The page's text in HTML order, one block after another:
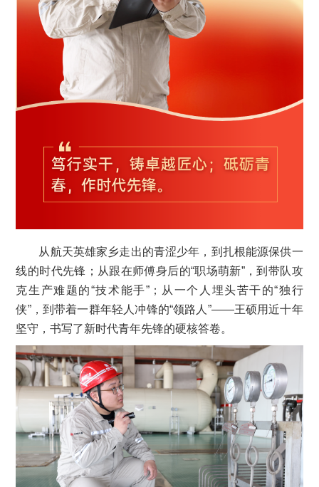
从航天英雄家乡走出的青涩少年，到扎根能源保供一
线的时代先锋；从跟在师傅身后的“职场萌新”，到带队攻
克生产难题的“技术能手”；从一个人埋头苦干的“独行
侠”，到带着一群年轻人冲锋的“领路人”——王硕用近十年
坚守，书写了新时代青年先锋的硬核答卷。